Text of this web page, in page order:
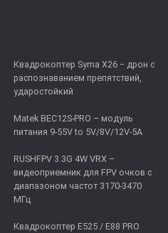
Квадрокоптер Syma X26 − дрон с
распознаванием препятствий,
ударостойкий
Matek BEC12S-PRO – модуль
питания 9-55V to 5V/8V/12V-5A
RUSHFPV 3.3G 4W VRX –
видеоприемник для FPV очков с
диапазоном частот 3170-3470
МГц
Квадрокоптер E525 / E88 PRO